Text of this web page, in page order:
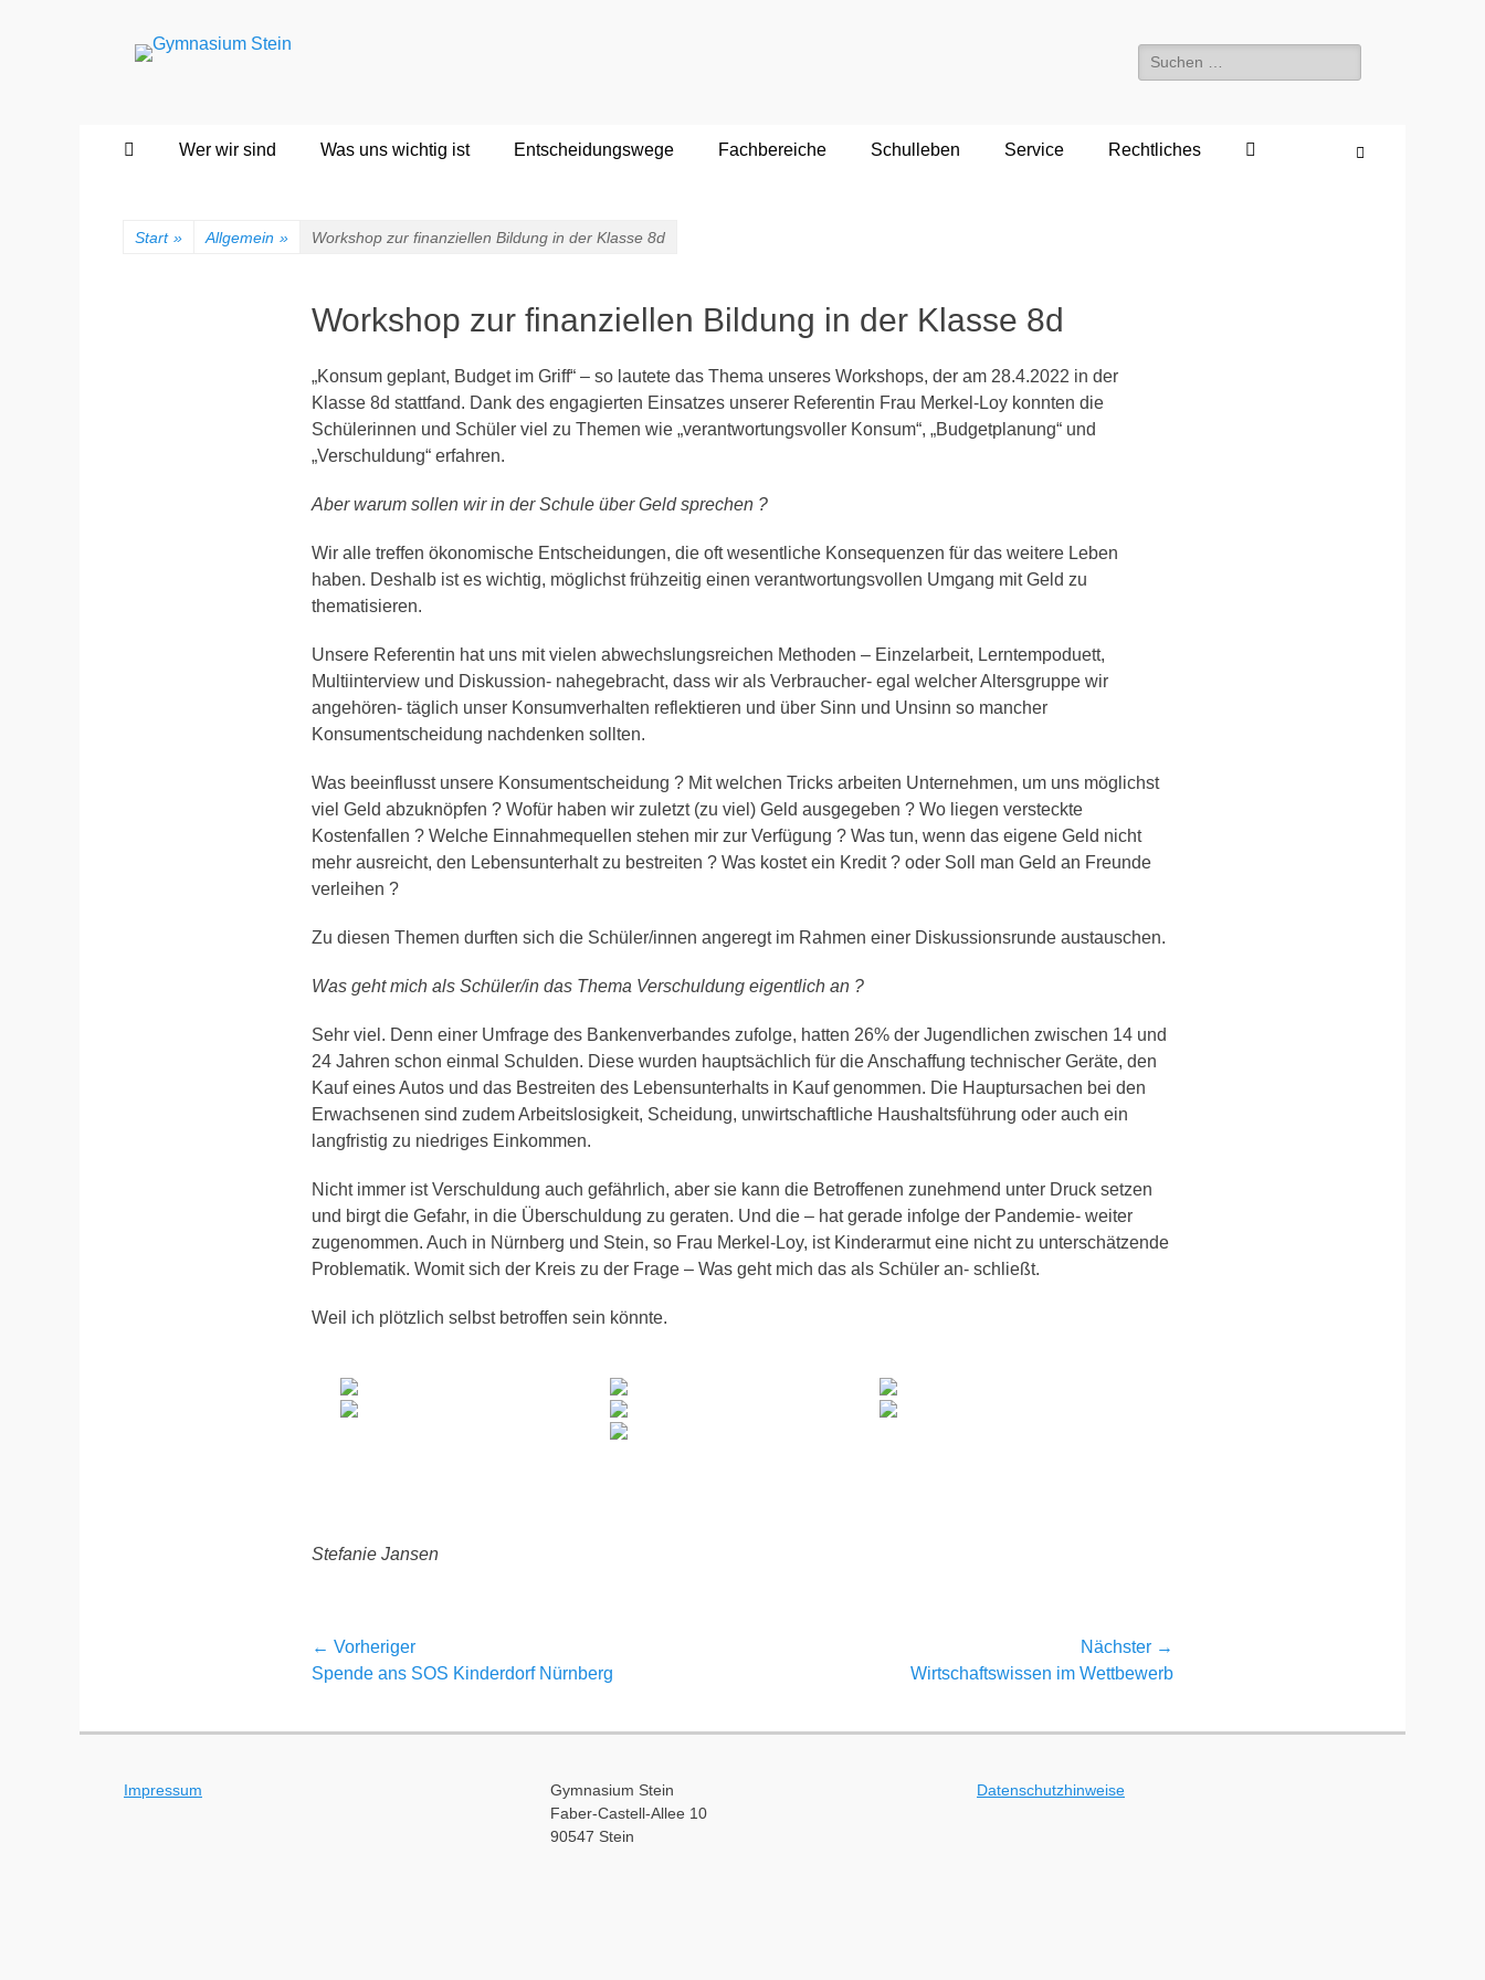
Gymnasium Stein
wirtschaftswissenschaftliches und naturwissenschaftlich-technologisches Gymnasium
Suchen
nach:
PrimäresWer wir sind Was uns wichtig ist Entscheidungswege Fachbereiche Schulleben Service Rechtliches
Start » Allgemein » Workshop zur finanziellen Bildung in der Klasse 8d
Workshop zur finanziellen Bildung in der Klasse 8d
„Konsum geplant, Budget im Griff“ – so lautete das Thema unseres Workshops, der am 28.4.2022 in der
Klasse 8d stattfand. Dank des engagierten Einsatzes unserer Referentin Frau Merkel-Loy konnten die
Schülerinnen und Schüler viel zu Themen wie „verantwortungsvoller Konsum“, „Budgetplanung“ und
„Verschuldung“ erfahren.
Aber warum sollen wir in der Schule über Geld sprechen ?
Wir alle treffen ökonomische Entscheidungen, die oft wesentliche Konsequenzen für das weitere Leben
haben. Deshalb ist es wichtig, möglichst frühzeitig einen verantwortungsvollen Umgang mit Geld zu
thematisieren.
Unsere Referentin hat uns mit vielen abwechslungsreichen Methoden – Einzelarbeit, Lerntempoduett,
Multiinterview und Diskussion- nahegebracht, dass wir als Verbraucher- egal welcher Altersgruppe wir
angehören- täglich unser Konsumverhalten reflektieren und über Sinn und Unsinn so mancher
Konsumentscheidung nachdenken sollten.
Was beeinflusst unsere Konsumentscheidung ? Mit welchen Tricks arbeiten Unternehmen, um uns möglichst
viel Geld abzuknöpfen ? Wofür haben wir zuletzt (zu viel) Geld ausgegeben ? Wo liegen versteckte
Kostenfallen ? Welche Einnahmequellen stehen mir zur Verfügung ? Was tun, wenn das eigene Geld nicht
mehr ausreicht, den Lebensunterhalt zu bestreiten ? Was kostet ein Kredit ? oder Soll man Geld an Freunde
verleihen ?
Zu diesen Themen durften sich die Schüler/innen angeregt im Rahmen einer Diskussionsrunde austauschen.
Was geht mich als Schüler/in das Thema Verschuldung eigentlich an ?
Sehr viel. Denn einer Umfrage des Bankenverbandes zufolge, hatten 26% der Jugendlichen zwischen 14 und
24 Jahren schon einmal Schulden. Diese wurden hauptsächlich für die Anschaffung technischer Geräte, den
Kauf eines Autos und das Bestreiten des Lebensunterhalts in Kauf genommen. Die Hauptursachen bei den
Erwachsenen sind zudem Arbeitslosigkeit, Scheidung, unwirtschaftliche Haushaltsführung oder auch ein
langfristig zu niedriges Einkommen.
Nicht immer ist Verschuldung auch gefährlich, aber sie kann die Betroffenen zunehmend unter Druck setzen
und birgt die Gefahr, in die Überschuldung zu geraten. Und die – hat gerade infolge der Pandemie- weiter
zugenommen. Auch in Nürnberg und Stein, so Frau Merkel-Loy, ist Kinderarmut eine nicht zu unterschätzende
Problematik. Womit sich der Kreis zu der Frage – Was geht mich das als Schüler an- schließt.
Weil ich plötzlich selbst betroffen sein könnte.
Stefanie Jansen
Beitragsnavigation
← Vorheriger
Vorheriger
Spende ans SOS Kinderdorf Nürnberg
Nächster →
Wirtschaftswissen im Wettbewerb
Impressum
Gymnasium Stein
Faber-Castell-Allee 10
90547 Stein
Datenschutzhinweise